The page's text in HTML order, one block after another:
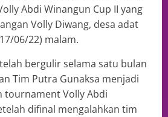
Abdi Winangun Cup II yang
Volly Diwang, desa adat
06/22) malam.
bergulir selama satu bulan
Tim Putra Gunaksa menjadi
tournament Volly Abdi
difinal mengalahkan tim